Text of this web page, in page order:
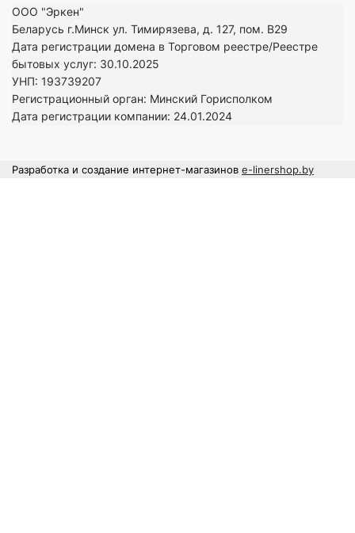
ООО "Эркен"
Беларусь г.Минск ул. Тимирязева, д. 127, пом. В29
Дата регистрации домена в Торговом реестре/Реестре
бытовых услуг: 30.10.2025
УНП: 193739207
Регистрационный орган: Минский Горисполком
Дата регистрации компании: 24.01.2024
Разработка и создание интернет-магазинов e-linershop.by